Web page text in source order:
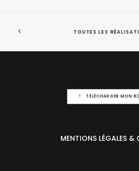
TOUTES LES
TÉLÉCHARGER MON
MENTIONS LÉGALES &